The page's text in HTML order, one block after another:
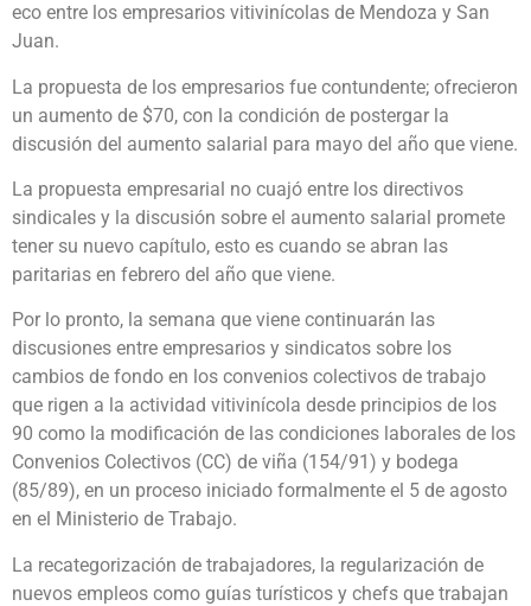
eco entre los empresarios vitivinícolas de Mendoza y San
Juan.
La propuesta de los empresarios fue contundente; ofrecieron
un aumento de $70, con la condición de postergar la
discusión del aumento salarial para mayo del año que viene.
La propuesta empresarial no cuajó entre los directivos
sindicales y la discusión sobre el aumento salarial promete
tener su nuevo capítulo, esto es cuando se abran las
paritarias en febrero del año que viene.
Por lo pronto, la semana que viene continuarán las
discusiones entre empresarios y sindicatos sobre los
cambios de fondo en los convenios colectivos de trabajo
que rigen a la actividad vitivinícola desde principios de los
90 como la modificación de las condiciones laborales de los
Convenios Colectivos (CC) de viña (154/91) y bodega
(85/89), en un proceso iniciado formalmente el 5 de agosto
en el Ministerio de Trabajo.
La recategorización de trabajadores, la regularización de
nuevos empleos como guías turísticos y chefs que trabajan